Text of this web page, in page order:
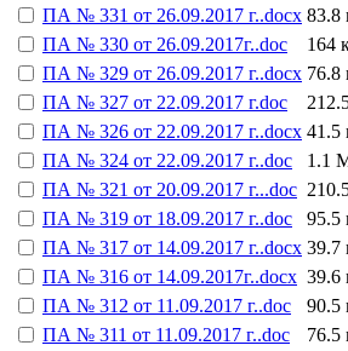
ПА № 331 от 26.09.2017 г..docx 83.8
ПА № 330 от 26.09.2017г..doc
164
ПА № 329 от 26.09.2017 г..docx 76.8
ПА № 327 от 22.09.2017 г.doc
ПА № 326 от 22.09.2017 г..docx 41.5
ПА № 324 от 22.09.2017 г..doc
1.1
ПА № 321 от 20.09.2017 г...doc
ПА № 319 от 18.09.2017 г..doc
95.5
ПА № 317 от 14.09.2017 г..docx 39.7
ПА № 316 от 14.09.2017г..docx 39.6
ПА № 312 от 11.09.2017 г..doc
90.5
ПА № 311 от 11.09.2017 г..doc
76.5